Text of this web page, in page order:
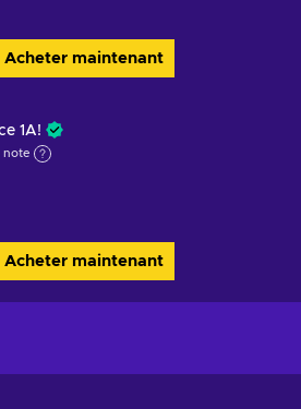
Acheter maintenant
1A!
note
Acheter maintenant